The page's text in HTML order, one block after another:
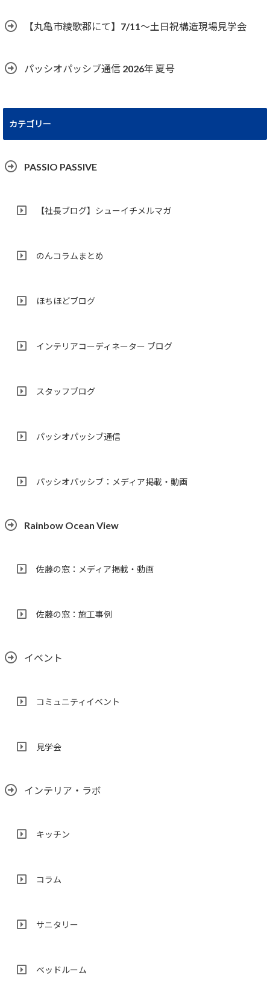
【丸亀市綾歌郡にて】7/11～土日祝構造現場見学会
パッシオパッシブ通信 2026年 夏号
カテゴリー
PASSIO PASSIVE
【社長ブログ】シューイチメルマガ
のんコラムまとめ
ほちほどブログ
インテリアコーディネーター ブログ
スタッフブログ
パッシオパッシブ通信
パッシオパッシブ：メディア掲載・動画
Rainbow Ocean View
佐藤の窓：メディア掲載・動画
佐藤の窓：施工事例
イベント
コミュニティイベント
見学会
インテリア・ラボ
キッチン
コラム
サニタリー
ベッドルーム